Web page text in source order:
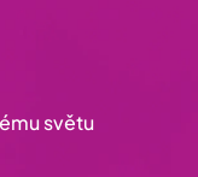
světu